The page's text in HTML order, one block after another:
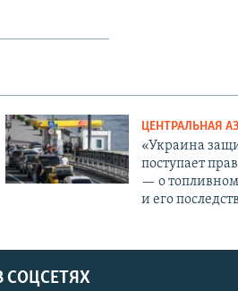
ЦЕНТРАЛЬНАЯ
«Украина
поступает
— о топливном
и его
СОЦСЕТЯХ